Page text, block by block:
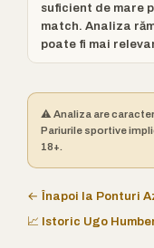
suficient de mare
match. Analiza
poate fi mai
⚠️ Analiza are
Pariurile sportive
18+.
← Înapoi la Ponturi
📈 Istoric Ugo